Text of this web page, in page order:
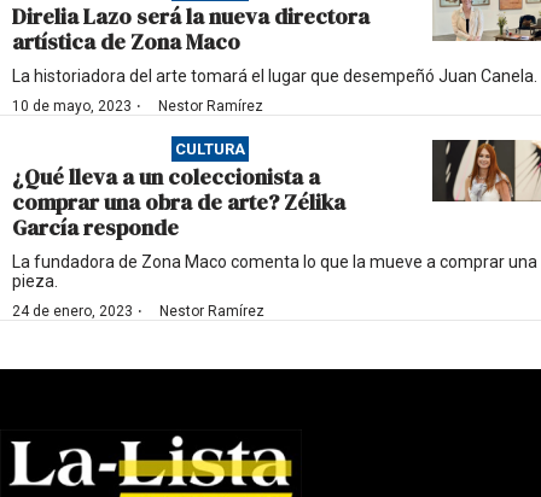
Direlia Lazo será la nueva directora
artística de Zona Maco
La historiadora del arte tomará el lugar que desempeñó Juan Canela.
10 de mayo, 2023 · Nestor Ramírez
CULTURA
¿Qué lleva a un coleccionista a
comprar una obra de arte? Zélika
García responde
La fundadora de Zona Maco comenta lo que la mueve a comprar una
pieza.
24 de enero, 2023 · Nestor Ramírez